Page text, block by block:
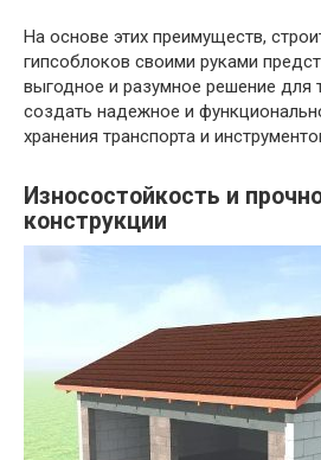
На основе этих преимуществ,
гипсоблоков своими руками
выгодное и разумное решение для
создать надежное и
хранения транспорта и
Износостойкость и
конструкции